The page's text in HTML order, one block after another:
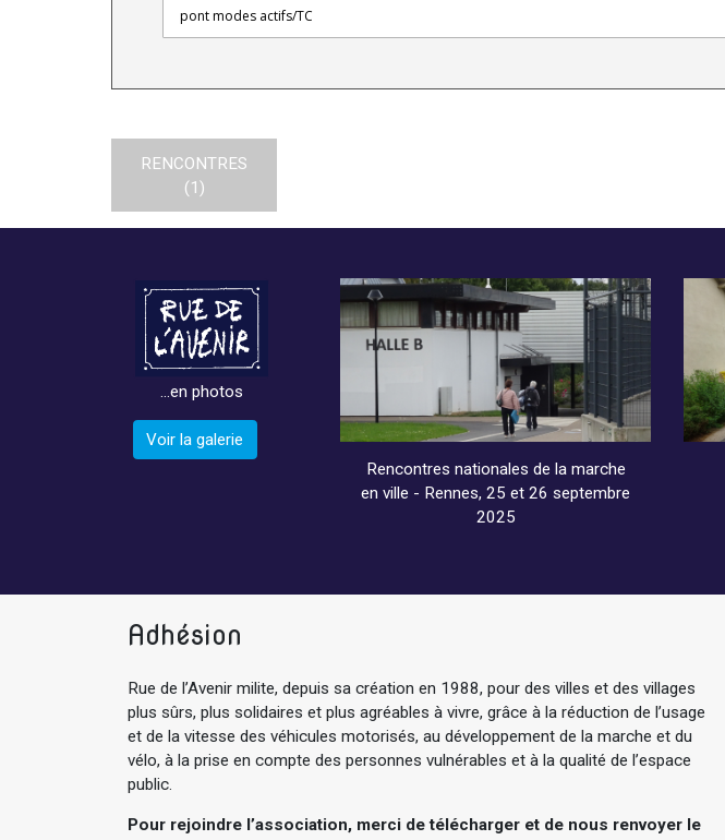
RENCONTRES
(1)
…en photos
Voir la galerie
Rencontres nationales de la marche
en ville - Rennes, 25 et 26 septembre
2025
Adhésion
Rue de l’Avenir milite, depuis sa création en 1988, pour des villes et des villages
plus sûrs, plus solidaires et plus agréables à vivre, grâce à la réduction de l’usage
et de la vitesse des véhicules motorisés, au développement de la marche et du
vélo, à la prise en compte des personnes vulnérables et à la qualité de l’espace
public.
Pour rejoindre l’association, merci de télécharger et de nous renvoyer le